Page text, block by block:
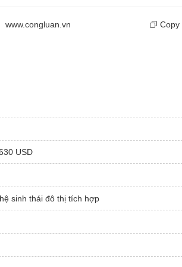
www.congluan.vn
Copy
USD
sinh thái đô thị tích hợp